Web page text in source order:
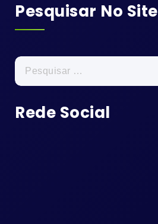
Pesquisar No Site
Pesquisar
por:
Rede Social